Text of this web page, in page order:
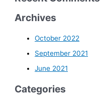
Archives
October 2022
September 2021
June 2021
Categories